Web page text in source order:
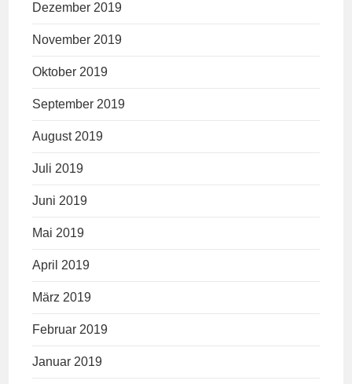
Dezember 2019
November 2019
Oktober 2019
September 2019
August 2019
Juli 2019
Juni 2019
Mai 2019
April 2019
März 2019
Februar 2019
Januar 2019